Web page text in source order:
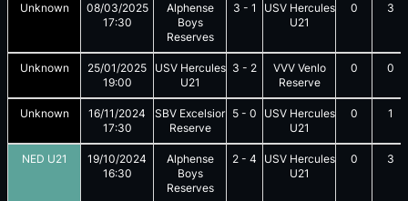
Unknown
08/03/2025
17:30
Alphense
Boys
Reserves
3 - 1
USV Hercules
U21
0 3
Unknown
25/01/2025
19:00
USV Hercules
U21
3 - 2
VVV Venlo
Reserve
0 0
Unknown
16/11/2024
17:30
SBV Excelsior
Reserve
5 - 0
USV Hercules
U21
0 1
NED U21
19/10/2024
16:30
Alphense
Boys
Reserves
2 - 4
USV Hercules
U21
0 3